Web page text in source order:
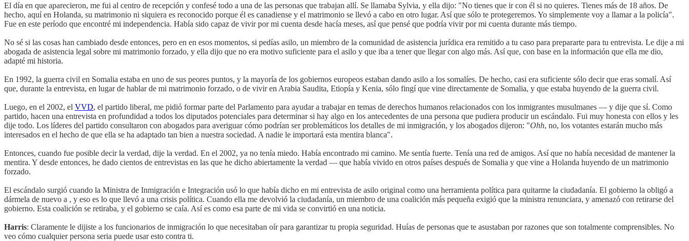
El día en que aparecieron, me fui al centro de recepción y confesé todo a una de las personas que trabajan allí. Se llamaba Sylvia, y ella dijo: "No tienes que ir con él si no quieres. Tienes más de 18 años. De
hecho, aquí en Holanda, su matrimonio ni siquiera es reconocido porque él es canadiense y el matrimonio se llevó a cabo en otro lugar. Así que sólo te protegeremos. Yo simplemente voy a llamar a la policía".
Fue en este período que encontré mi independencia. Había sido capaz de vivir por mi cuenta desde hacía meses, así que pensé que podría vivir por mi cuenta durante más tiempo.
No sé si las cosas han cambiado desde entonces, pero en en esos momentos, si pedías asilo, un miembro de la comunidad de asistencia jurídica era remitido a tu caso para prepararte para tu entrevista. Le dije a mi
abogada de asistencia legal sobre mi matrimonio forzado, y ella dijo que no era motivo suficiente para el asilo y que iba a tener que llegar con algo más. Así que, con base en la información que ella me dio,
adapté mi historia.
En 1992, la guerra civil en Somalia estaba en uno de sus peores puntos, y la mayoría de los gobiernos europeos estaban dando asilo a los somalíes. De hecho, casi era suficiente sólo decir que eras somalí. Así
que, durante la entrevista, en lugar de hablar de mi matrimonio forzado, o de vivir en Arabia Saudita, Etiopía y Kenia, sólo fingí que vine directamente de Somalia, y que estaba huyendo de la guerra civil.
Luego, en el 2002, el VVD, el partido liberal, me pidió formar parte del Parlamento para ayudar a trabajar en temas de derechos humanos relacionados con los inmigrantes musulmanes — y dije que sí. Como
partido, hacen una entrevista en profundidad a todos los diputados potenciales para determinar si hay algo en los antecedentes de una persona que pudiera producir un escándalo. Fui muy honesta con ellos y les
dije todo. Los líderes del partido consultaron con abogados para averiguar cómo podrían ser problemáticos los detalles de mi inmigración, y los abogados dijeron: "Ohh, no, los votantes estarán mucho más
interesados en el hecho de que ella se ha adaptado tan bien a nuestra sociedad. A nadie le importará esta mentira blanca".
Entonces, cuando fue posible decir la verdad, dije la verdad. En el 2002, ya no tenía miedo. Había encontrado mi camino. Me sentía fuerte. Tenía una red de amigos. Así que no había necesidad de mantener la
mentira. Y desde entonces, he dado cientos de entrevistas en las que he dicho abiertamente la verdad — que había vivido en otros países después de Somalia y que vine a Holanda huyendo de un matrimonio
forzado.
El escándalo surgió cuando la Ministra de Inmigración e Integración usó lo que había dicho en mi entrevista de asilo original como una herramienta política para quitarme la ciudadanía. El gobierno la obligó a
dármela de nuevo a , y eso es lo que llevó a una crisis política. Cuando ella me devolvió la ciudadanía, un miembro de una coalición más pequeña exigió que la ministra renunciara, y amenazó con retirarse del
gobierno. Esta coalición se retiraba, y el gobierno se caía. Así es como esa parte de mi vida se convirtió en una noticia.
Harris: Claramente le dijiste a los funcionarios de inmigración lo que necesitaban oír para garantizar tu propia seguridad. Huías de personas que te asustaban por razones que son totalmente comprensibles. No
veo cómo cualquier persona seria puede usar esto contra ti.